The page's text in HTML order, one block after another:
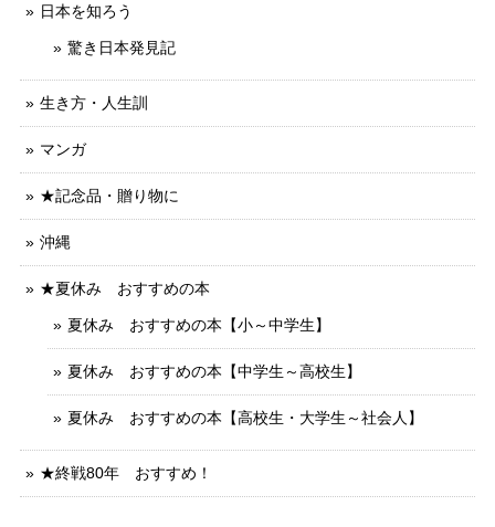
日本を知ろう
驚き日本発見記
生き方・人生訓
マンガ
★記念品・贈り物に
沖縄
★夏休み おすすめの本
夏休み おすすめの本【小～中学生】
夏休み おすすめの本【中学生～高校生】
夏休み おすすめの本【高校生・大学生～社会人】
★終戦80年 おすすめ！